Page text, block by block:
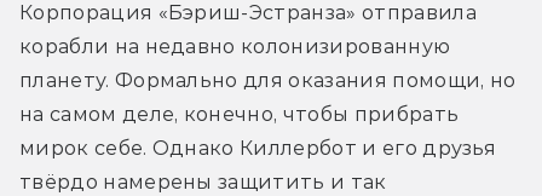
Корпорация «Бэриш-Эстранза» отправила
корабли на недавно колонизированную
планету. Формально для оказания помощи, но
на самом деле, конечно, чтобы прибрать
мирок себе. Однако Киллербот и его друзья
твёрдо намерены защитить и так